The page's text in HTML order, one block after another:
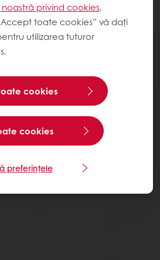
privind cookies.
toate cookies” vă dați
utilizarea tuturor
cookies
cookies
preferințele